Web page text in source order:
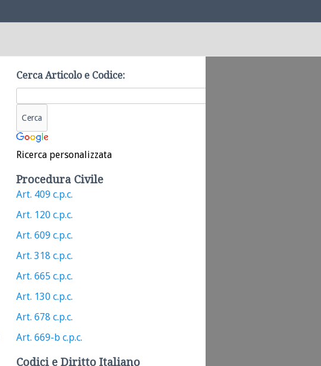
Cerca Articolo e Codice:
Ricerca personalizzata
Procedura Civile
Art. 409 c.p.c.
Art. 120 c.p.c.
Art. 609 c.p.c.
Art. 318 c.p.c.
Art. 665 c.p.c.
Art. 130 c.p.c.
Art. 678 c.p.c.
Art. 669-b c.p.c.
Codici e Diritto Italiano